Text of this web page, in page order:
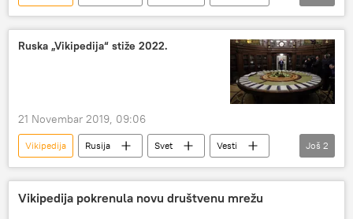
Velika ruska enciklopedija
Dmitrij Medvedev
Ruska „Vikipedija“ stiže 2022.
21 Novembar 2019, 09:06
Vikipedija Rusija Svet
Vesti
Kultura
Velika ruska enciklopedija
Još 2
Vikipedija pokrenula novu društvenu mrežu